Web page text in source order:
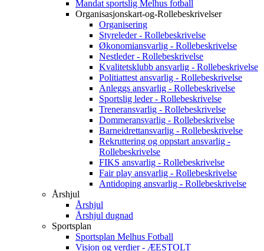
Mandat sportslig Melhus fotball
Organisasjonskart-og-Rollebeskrivelser
Organisering
Styreleder - Rollebeskrivelse
Økonomiansvarlig - Rollebeskrivelse
Nestleder - Rollebeskrivelse
Kvalitetsklubb ansvarlig - Rollebeskrivelse
Politiattest ansvarlig - Rollebeskrivelse
Anleggs ansvarlig - Rollebeskrivelse
Sportslig leder - Rollebeskrivelse
Treneransvarlig - Rollebeskrivelse
Dommeransvarlig - Rollebeskrivelse
Barneidrettansvarlig - Rollebeskrivelse
Rekruttering og oppstart ansvarlig -
Rollebeskrivelse
FIKS ansvarlig - Rollebeskrivelse
Fair play ansvarlig - Rollebeskrivelse
Antidoping ansvarlig - Rollebeskrivelse
Årshjul
Årshjul
Årshjul dugnad
Sportsplan
Sportsplan Melhus Fotball
Visjon og verdier - ÆESTOLT